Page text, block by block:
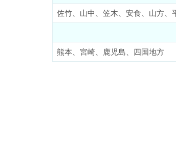
佐竹、山中、笠木、安食、山方
熊本、宮崎、鹿児島、四国地方